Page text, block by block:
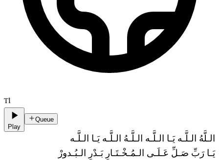
Tl
Play
Queue
الـلَّهُ الـلَّـه يَـا الـلَّـه الـلَّـهُ الـلَّـه يَـا الـلَّـه
يَـا رَبِّ صَـلِّ عَـلَـى الـمُـخْـتَـارِ بَـدْرِ الـبُـدورْ